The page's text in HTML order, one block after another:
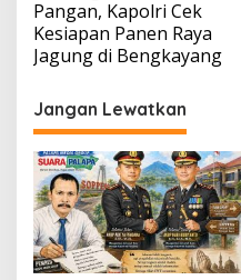
Pangan, Kapolri Cek
Kesiapan Panen Raya
Jagung di Bengkayang
Jangan Lewatkan